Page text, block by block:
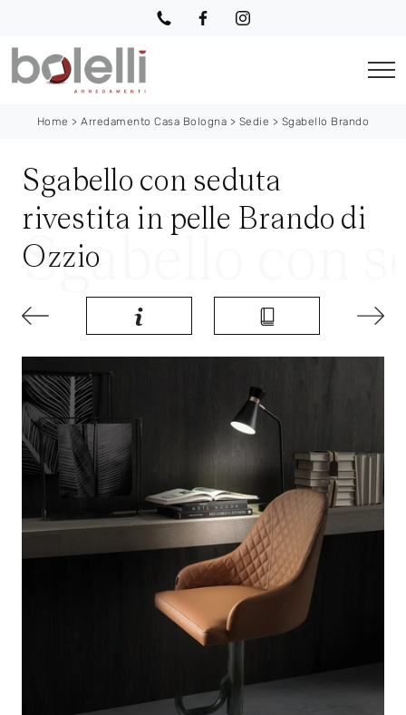
Home >Arredamento Casa Bologna > Sedie > Sgabello Brando
Sgabello con seduta
rivestita in pelle Brando di
Ozzio